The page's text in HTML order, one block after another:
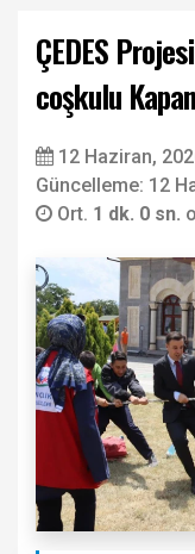
ÇEDES
coşkulu
12 Haziran,
Güncelleme: 12
Ort. 1 dk. 0 sn.